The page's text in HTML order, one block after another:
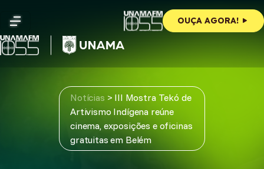
content
OUÇA AGORA!
Notícias > III Mostra Tekó de
Artivismo Indígena reúne
cinema, exposições e oficinas
gratuitas em Belém